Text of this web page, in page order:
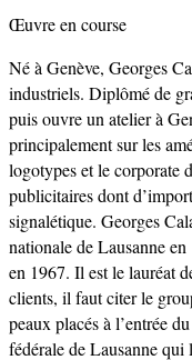
Œuvre en course
Né à Genève, Georges
industriels. Diplômé de
puis ouvre un atelier à
principalement sur les
logotypes et le corporate
publicitaires dont
signalétique. Georges
nationale de Lausanne
en 1967. Il est le lauréat
clients, il faut citer le
peaux placés à l’entrée
fédérale de Lausanne